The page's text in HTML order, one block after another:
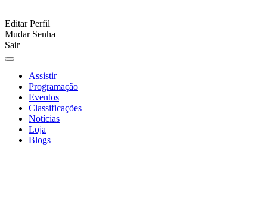
Editar Perfil
Mudar Senha
Sair
Assistir
Programação
Eventos
Classificações
Notícias
Loja
Blogs